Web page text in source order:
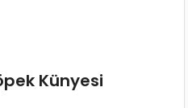
Künyesi